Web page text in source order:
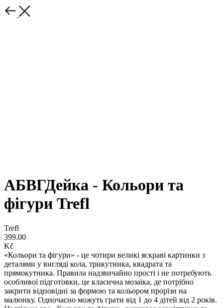
АБВГДейка - Кольори та
фігури Trefl
Trefl
399.00
Kč
«Кольори та фігури» - це чотири великі яскраві картинки з
деталями у вигляді кола, трикутника, квадрата та
прямокутника. Правила надзвичайно прості і не потребують
особливої підготовки, це класична мозаїка, де потрібно
закрити відповідні за формою та кольором прорізи на
малюнку. Одночасно можуть грати від 1 до 4 дітей від 2 років.